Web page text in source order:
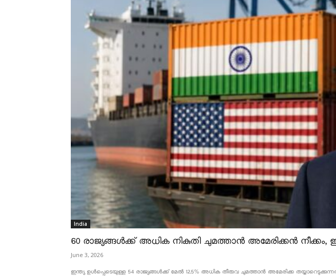
India
60 രാജ്യങ്ങൾക്ക് അധിക നികുതി ചുമത്താൻ അമേരിക്കൻ നീക്കം,
June 3, 2026
ഇന്ത്യ ഉൾപ്പെടെയുള്ള 54 രാജ്യങ്ങൾക്ക് മേൽ 12.5% അധിക തീരുവ ചുമത്താൻ അമേരിക്ക